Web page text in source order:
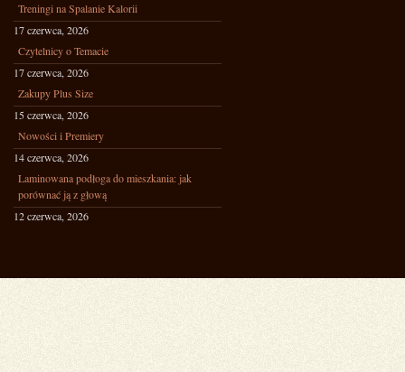
Treningi na Spalanie Kalorii
17 czerwca, 2026
Czytelnicy o Temacie
17 czerwca, 2026
Zakupy Plus Size
15 czerwca, 2026
Nowości i Premiery
14 czerwca, 2026
Laminowana podłoga do mieszkania: jak
porównać ją z głową
12 czerwca, 2026